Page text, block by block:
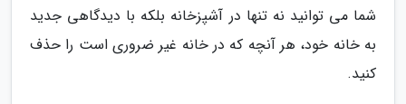
شما می توانید نه تنها در آشپزخانه بلکه با دیدگاهی جدید
به خانه خود، هر آنچه که در خانه غیر ضروری است را حذف
کنید.